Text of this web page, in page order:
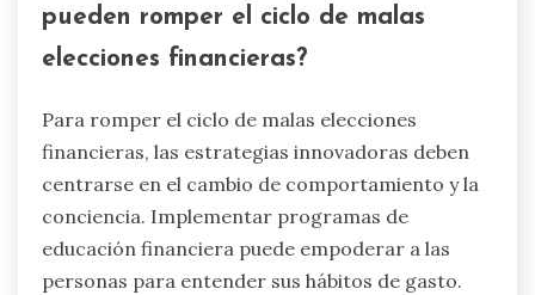
a las personas a reflexionar sobre sus valores y
objetivos a largo plazo, llevando a
Al cultivar un enfoque consciente, las personas
pueden gestionar mejor el estrés y la ansiedad
relacionados con las finanzas, que a menudo
nublan el juicio. La investigación indica que la
atención plena puede mejorar el autocontrol,
permitiendo a las personas resistir la